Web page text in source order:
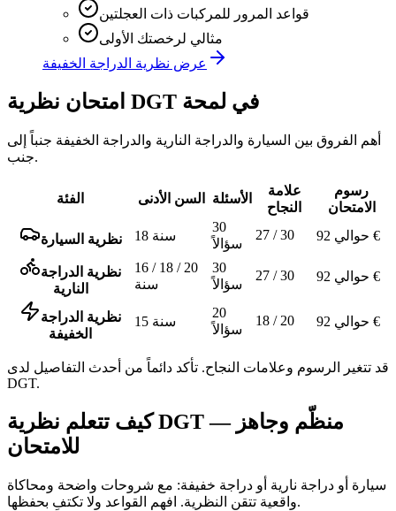
قواعد المرور للمركبات ذات العجلتين
مثالي لرخصتك الأولى
عرض نظرية الدراجة الخفيفة
امتحان نظرية DGT في لمحة
أهم الفروق بين السيارة والدراجة النارية والدراجة الخفيفة جنباً إلى
جنب.
الفئة السن الأدنى الأسئلة
علامة
النجاح
رسوم
الامتحان
نظرية السيارة 18 سنة
30
سؤالاً
27 / 30 حوالي 92 €
نظرية الدراجة
النارية
16 / 18 / 20
سنة
30
سؤالاً
27 / 30 حوالي 92 €
نظرية الدراجة
الخفيفة
15 سنة
20
سؤالاً
18 / 20 حوالي 92 €
قد تتغير الرسوم وعلامات النجاح. تأكد دائماً من أحدث التفاصيل لدى
DGT.
كيف تتعلم نظرية DGT — منظّم وجاهز
للامتحان
سيارة أو دراجة نارية أو دراجة خفيفة: مع شروحات واضحة ومحاكاة
واقعية تتقن النظرية. افهم القواعد ولا تكتفِ بحفظها.